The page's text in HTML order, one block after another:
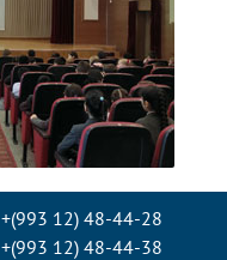
+(993 12) 48-44-28
+(993 12) 48-44-38